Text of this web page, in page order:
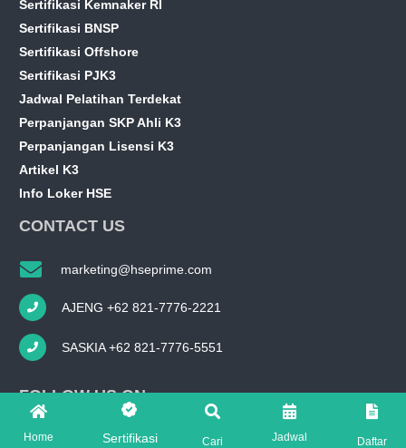
Sertifikasi Kemnaker RI
Sertifikasi BNSP
Sertifikasi Offshore
Sertifikasi PJK3
Jadwal Pelatihan Terdekat
Perpanjangan SKP Ahli K3
Perpanjangan Lisensi K3
Artikel K3
Info Loker HSE
CONTACT US
marketing@hseprime.com
AJENG +62 821-7776-2221
SASKIA +62 821-7776-5551
FOLLOW US ON
Home Sertifikasi Cari Jadwal Daftar